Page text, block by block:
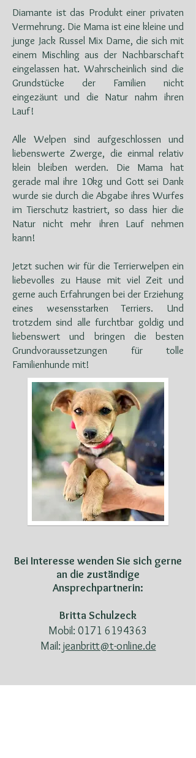
Diamante ist das Produkt einer privaten
Vermehrung. Die Mama ist eine kleine und
junge Jack Russel Mix Dame, die sich mit
einem Mischling aus der Nachbarschaft
eingelassen hat. Wahrscheinlich sind die
Grundstücke der Familien nicht
eingezäunt und die Natur nahm ihren
Lauf!
Alle Welpen sind aufgeschlossen und
liebenswerte Zwerge, die einmal relativ
klein bleiben werden. Die Mama hat
gerade mal ihre 10kg und Gott sei Dank
wurde sie durch die Abgabe ihres Wurfes
im Tierschutz kastriert, so dass hier die
Natur nicht mehr ihren Lauf nehmen
kann!
Jetzt suchen wir für die Terrierwelpen ein
liebevolles zu Hause mit viel Zeit und
gerne auch Erfahrungen bei der Erziehung
eines wesensstarken Terriers. Und
trotzdem sind alle furchtbar goldig und
liebenswert und bringen die besten
Grundvoraussetzungen für tolle
Familienhunde mit!
Bei Interesse wenden Sie sich gerne
an die zuständige
Ansprechpartnerin:
Britta Schulzeck
Mobil: 0171 6194363
Mail: jeanbritt@t-online.de